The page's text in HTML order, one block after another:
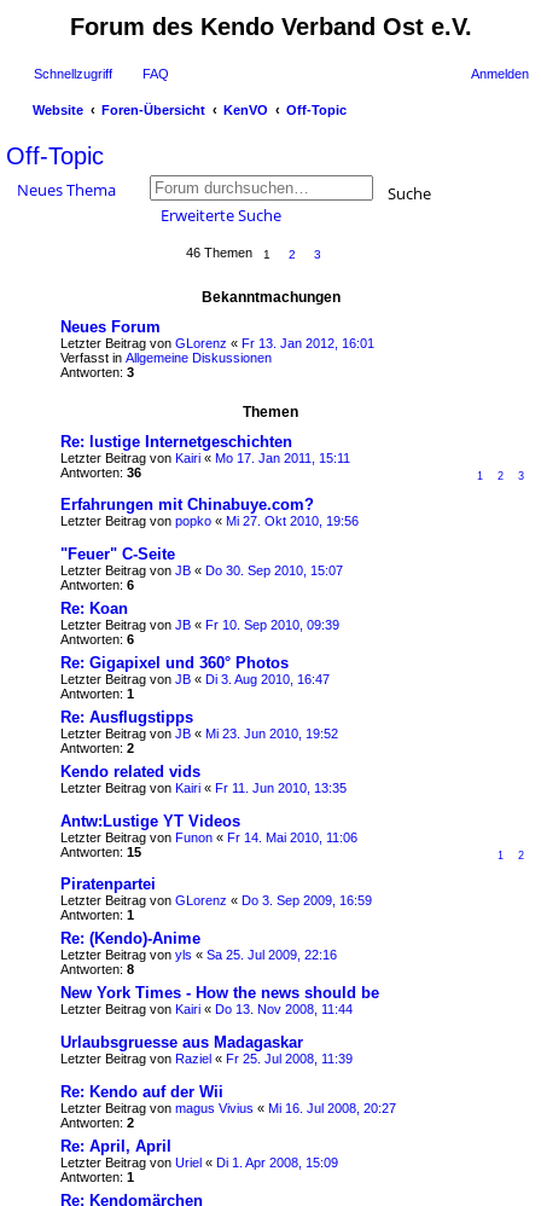
Forum des Kendo Verband Ost e.V.
Schnellzugriff FAQ Anmelden
Website Foren-Übersicht KenVO
Off-Topic
Off-Topic
Neues Thema
Suche
Erweiterte Suche
46 Themen 1 2 3
Bekanntmachungen
Neues Forum
Letzter Beitrag von GLorenz « Fr 13. Jan 2012, 16:01
Verfasst in Allgemeine Diskussionen
Antworten: 3
Themen
Re: lustige Internetgeschichten
Letzter Beitrag von Kairi « Mo 17. Jan 2011, 15:11
Antworten: 36 1 2 3
Erfahrungen mit Chinabuye.com?
Letzter Beitrag von popko « Mi 27. Okt 2010, 19:56
"Feuer" C-Seite
Letzter Beitrag von JB « Do 30. Sep 2010, 15:07
Antworten: 6
Re: Koan
Letzter Beitrag von JB « Fr 10. Sep 2010, 09:39
Antworten: 6
Re: Gigapixel und 360° Photos
Letzter Beitrag von JB « Di 3. Aug 2010, 16:47
Antworten: 1
Re: Ausflugstipps
Letzter Beitrag von JB « Mi 23. Jun 2010, 19:52
Antworten: 2
Kendo related vids
Letzter Beitrag von Kairi « Fr 11. Jun 2010, 13:35
Antw:Lustige YT Videos
Letzter Beitrag von Funon « Fr 14. Mai 2010, 11:06
Antworten: 15 1 2
Piratenpartei
Letzter Beitrag von GLorenz « Do 3. Sep 2009, 16:59
Antworten: 1
Re: (Kendo)-Anime
Letzter Beitrag von yls « Sa 25. Jul 2009, 22:16
Antworten: 8
New York Times - How the news should be
Letzter Beitrag von Kairi « Do 13. Nov 2008, 11:44
Urlaubsgruesse aus Madagaskar
Letzter Beitrag von Raziel « Fr 25. Jul 2008, 11:39
Re: Kendo auf der Wii
Letzter Beitrag von magus Vivius « Mi 16. Jul 2008, 20:27
Antworten: 2
Re: April, April
Letzter Beitrag von Uriel « Di 1. Apr 2008, 15:09
Antworten: 1
Re: Kendomärchen